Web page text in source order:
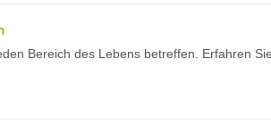
Bereich des Lebens betreffen. Erfahren